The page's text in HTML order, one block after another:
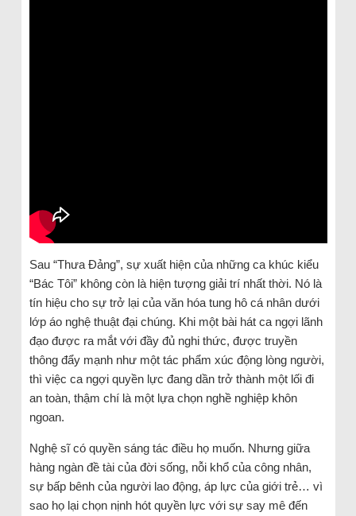
Sau “Thưa Đảng”, sự xuất hiện của những ca khúc kiểu
“Bác Tôi” không còn là hiện tượng giải trí nhất thời. Nó là
tín hiệu cho sự trở lại của văn hóa tung hô cá nhân dưới
lớp áo nghệ thuật đại chúng. Khi một bài hát ca ngợi lãnh
đạo được ra mắt với đầy đủ nghi thức, được truyền
thông đẩy mạnh như một tác phẩm xúc động lòng người,
thì việc ca ngợi quyền lực đang dần trở thành một lối đi
an toàn, thậm chí là một lựa chọn nghề nghiệp khôn
ngoan.
Nghệ sĩ có quyền sáng tác điều họ muốn. Nhưng giữa
hàng ngàn đề tài của đời sống, nỗi khổ của công nhân,
sự bấp bênh của người lao động, áp lực của giới trẻ… vì
sao họ lại chọn nịnh hót quyền lực với sự say mê đến